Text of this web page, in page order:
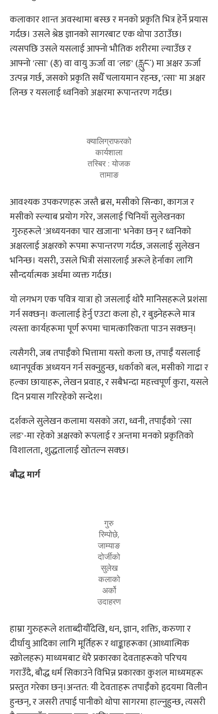
कलाकार शान्त अवस्थामा बस्छ र मनको प्रकृति भित्र हेर्ने प्रयास
गर्दछ। उसले श्रेष्ठ ज्ञानको सागरबाट एक थोपा उठाउँछ।
त्यसपछि उसले यसलाई आफ्नो भौतिक शरीरमा ल्याउँछ र
आफ्नो 'त्सा' (རྩ) वा वायु ऊर्जा वा 'लङ' (རླུང་) मा अक्षर ऊर्जा
उत्पन्न गर्छ, जसको प्रकृति सधैँ चलायमान रहन्छ, 'त्सा' मा अक्षर
लिन्छ र यसलाई ध्वनिको अक्षरमा रूपान्तरण गर्दछ।
क्यालिग्राफरको
कार्यशाला
तस्बिर : योजक
तामाङ
आवश्यक उपकरणहरू जस्तै ब्रस, मसीको सिन्का, कागज र
मसीको स्ल्याब प्रयोग गरेर, जसलाई चिनियाँ सुलेखनका
गुरुहरूले 'अध्ययनका चार खजाना' भनेका छन् र ध्वनिको
अक्षरलाई अक्षरको रूपमा रूपान्तरण गर्दछ, जसलाई सुलेखन
भनिन्छ। यसरी, उसले भित्री संसारलाई अरूले हेर्नाका लागि
सौन्दर्यात्मक अर्थमा व्यक्त गर्दछ।
यो लगभग एक पवित्र यात्रा हो जसलाई थोरै मानिसहरूले प्रशंसा
गर्न सक्छन्। कलालाई हेर्नु एउटा कला हो, र बुझ्नेहरूले मात्र
त्यस्ता कार्यहरूमा पूर्ण रूपमा चामत्कारिकता पाउन सक्छन्।
त्यसैगरी, जब तपाईँको भित्तामा यस्तो कला छ, तपाईँ यसलाई
ध्यानपूर्वक अध्ययन गर्न सक्नुहुन्छ, धर्काको बल, मसीको गाढा र
हल्का छायाहरू, लेखन प्रवाह, र सबैभन्दा महत्त्वपूर्ण कुरा, यसले
दिन प्रयास गरिरहेको सन्देश।
दर्शकले सुलेखन कलामा यसको जरा, ध्वनी, तपाईंको 'त्सा
लङ'-मा रहेको अक्षरको रूपलाई र अन्तमा मनको प्रकृतिको
विशालता, शुद्धतालाई खोतल्न सक्छ।
बौद्ध मार्ग
गुरु
रिम्पोछे,
जाम्याङ
दोर्जीको
सुलेख
कलाको
अर्को
उदाहरण
हाम्रा गुरुहरूले शताब्दीयौँदेखि, धन, ज्ञान, शक्ति, करुणा र
दीर्घायु आदिका लागि मूर्तिहरू र थाङ्काहरूका (आध्यात्मिक
स्क्रोलहरू) माध्यमबाट धेरै प्रकारका देवताहरूको परिचय
गराउँदै, बौद्ध धर्म सिकाउने विभिन्न प्रकारका कुशल माध्यमहरू
प्रस्तुत गरेका छन्।अन्तत: यी देवताहरू तपाईँको हृदयमा विलीन
हुन्छन्, र जसरी तपाई पानीको थोपा सागरमा हाल्नुहुन्छ, त्यसरी